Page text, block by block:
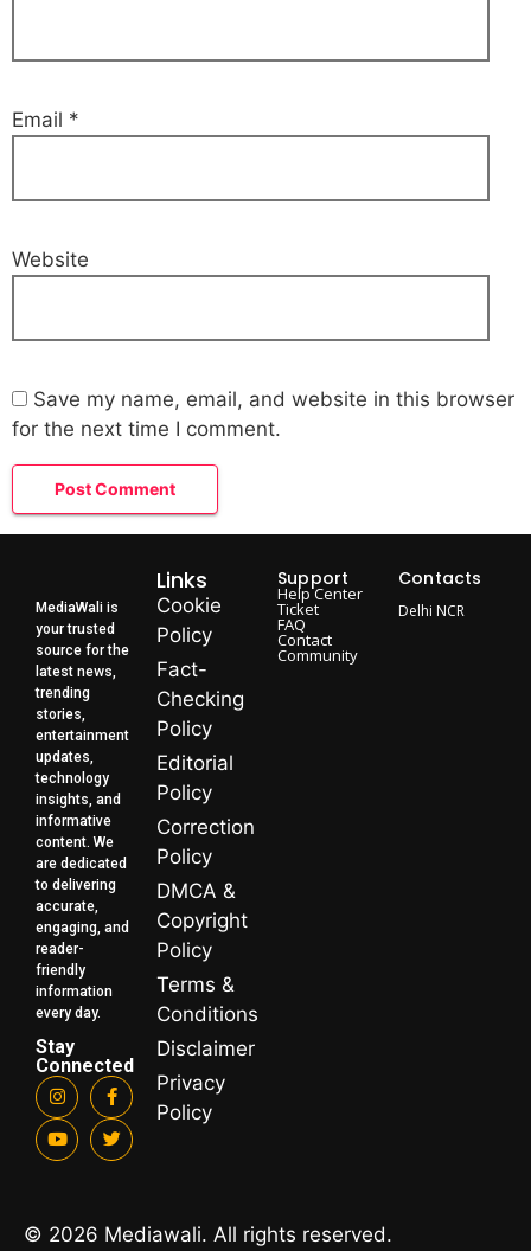
Email *
Website
Save my name, email, and website in this browser
for the next time I comment.
MediaWali is
your trusted
source for the
latest news,
trending
stories,
entertainment
updates,
technology
insights, and
informative
content. We
are dedicated
to delivering
accurate,
engaging, and
reader-
friendly
information
every day.
Stay
Connected
Links
Cookie
Policy
Fact-
Checking
Policy
Editorial
Policy
Correction
Policy
DMCA &
Copyright
Policy
Terms &
Conditions
Disclaimer
Privacy
Policy
Support
Help Center
Ticket
FAQ
Contact
Community
Contacts
Delhi NCR
© 2026 Mediawali. All rights reserved.